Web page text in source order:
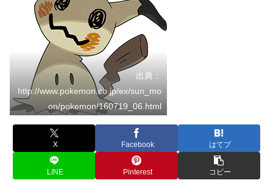
出典：
http://www.pokemon.co.jp/ex/sun_mo
on/pokemon/160719_06.html
X Facebook はてブ
LINE Pinterest コピー